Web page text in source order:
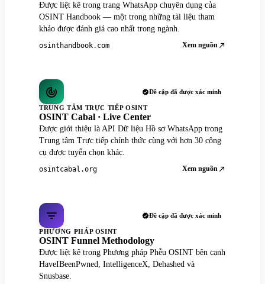
Được liệt kê trong trang WhatsApp chuyên dụng của
OSINT Handbook — một trong những tài liệu tham
khảo được đánh giá cao nhất trong ngành.
osinthandbook.com Xem nguồn
Đề cập đã được xác minh
TRUNG TÂM TRỰC TIẾP OSINT
OSINT Cabal · Live Center
Được giới thiệu là API Dữ liệu Hồ sơ WhatsApp trong
Trung tâm Trực tiếp chính thức cùng với hơn 30 công
cụ được tuyển chọn khác.
osintcabal.org Xem nguồn
Đề cập đã được xác minh
PHƯƠNG PHÁP OSINT
OSINT Funnel Methodology
Được liệt kê trong Phương pháp Phễu OSINT bên cạnh
HaveIBeenPwned, IntelligenceX, Dehashed và
Snusbase.